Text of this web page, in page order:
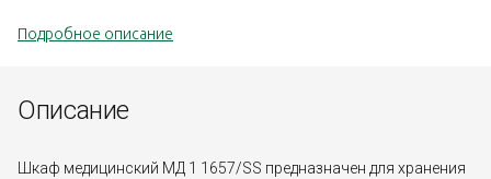
Подробное описание
Описание
Шкаф медицинский МД 1 1657/SS предназначен для хранения